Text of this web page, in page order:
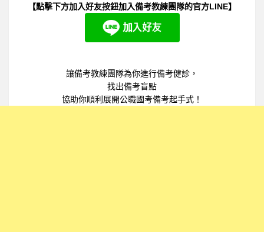
【點擊下方加入好友按鈕加入備考教練團隊的官方LINE】
讓備考教練團隊為你進行備考健診，
找出備考盲點
協助你順利展開公職國考備考起手式！